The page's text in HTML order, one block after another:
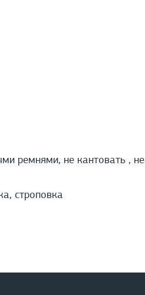
ремнями, не кантовать , не
строповка